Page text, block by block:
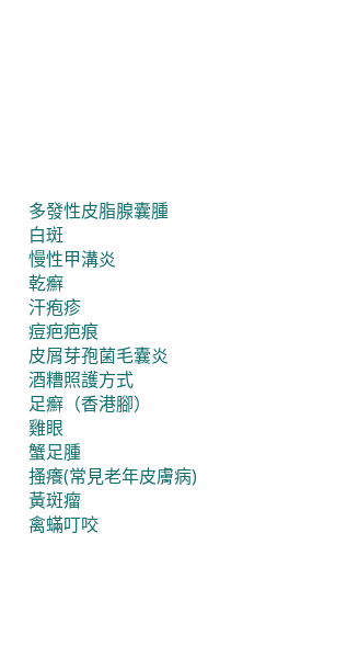
多發性皮脂腺囊腫
白斑
慢性甲溝炎
乾癬
汗疱疹
痘疤疤痕
皮屑芽孢菌毛囊炎
酒糟照護方式
足癬（香港腳）
雞眼
蟹足腫
搔癢(常見老年皮膚病)
黃斑瘤
禽蟎叮咬